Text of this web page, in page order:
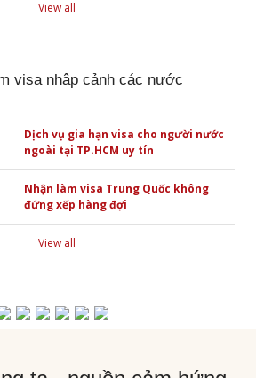
View all
visa nhập cảnh các nước
Dịch vụ gia hạn visa cho người nước
ngoài tại TP.HCM uy tín
Nhận làm visa Trung Quốc không
đứng xếp hàng đợi
View all